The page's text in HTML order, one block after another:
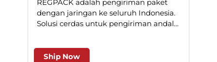
REGPACK adalah pengiriman paket
dengan jaringan ke seluruh Indonesia.
Solusi cerdas untuk pengiriman andal
Ship Now